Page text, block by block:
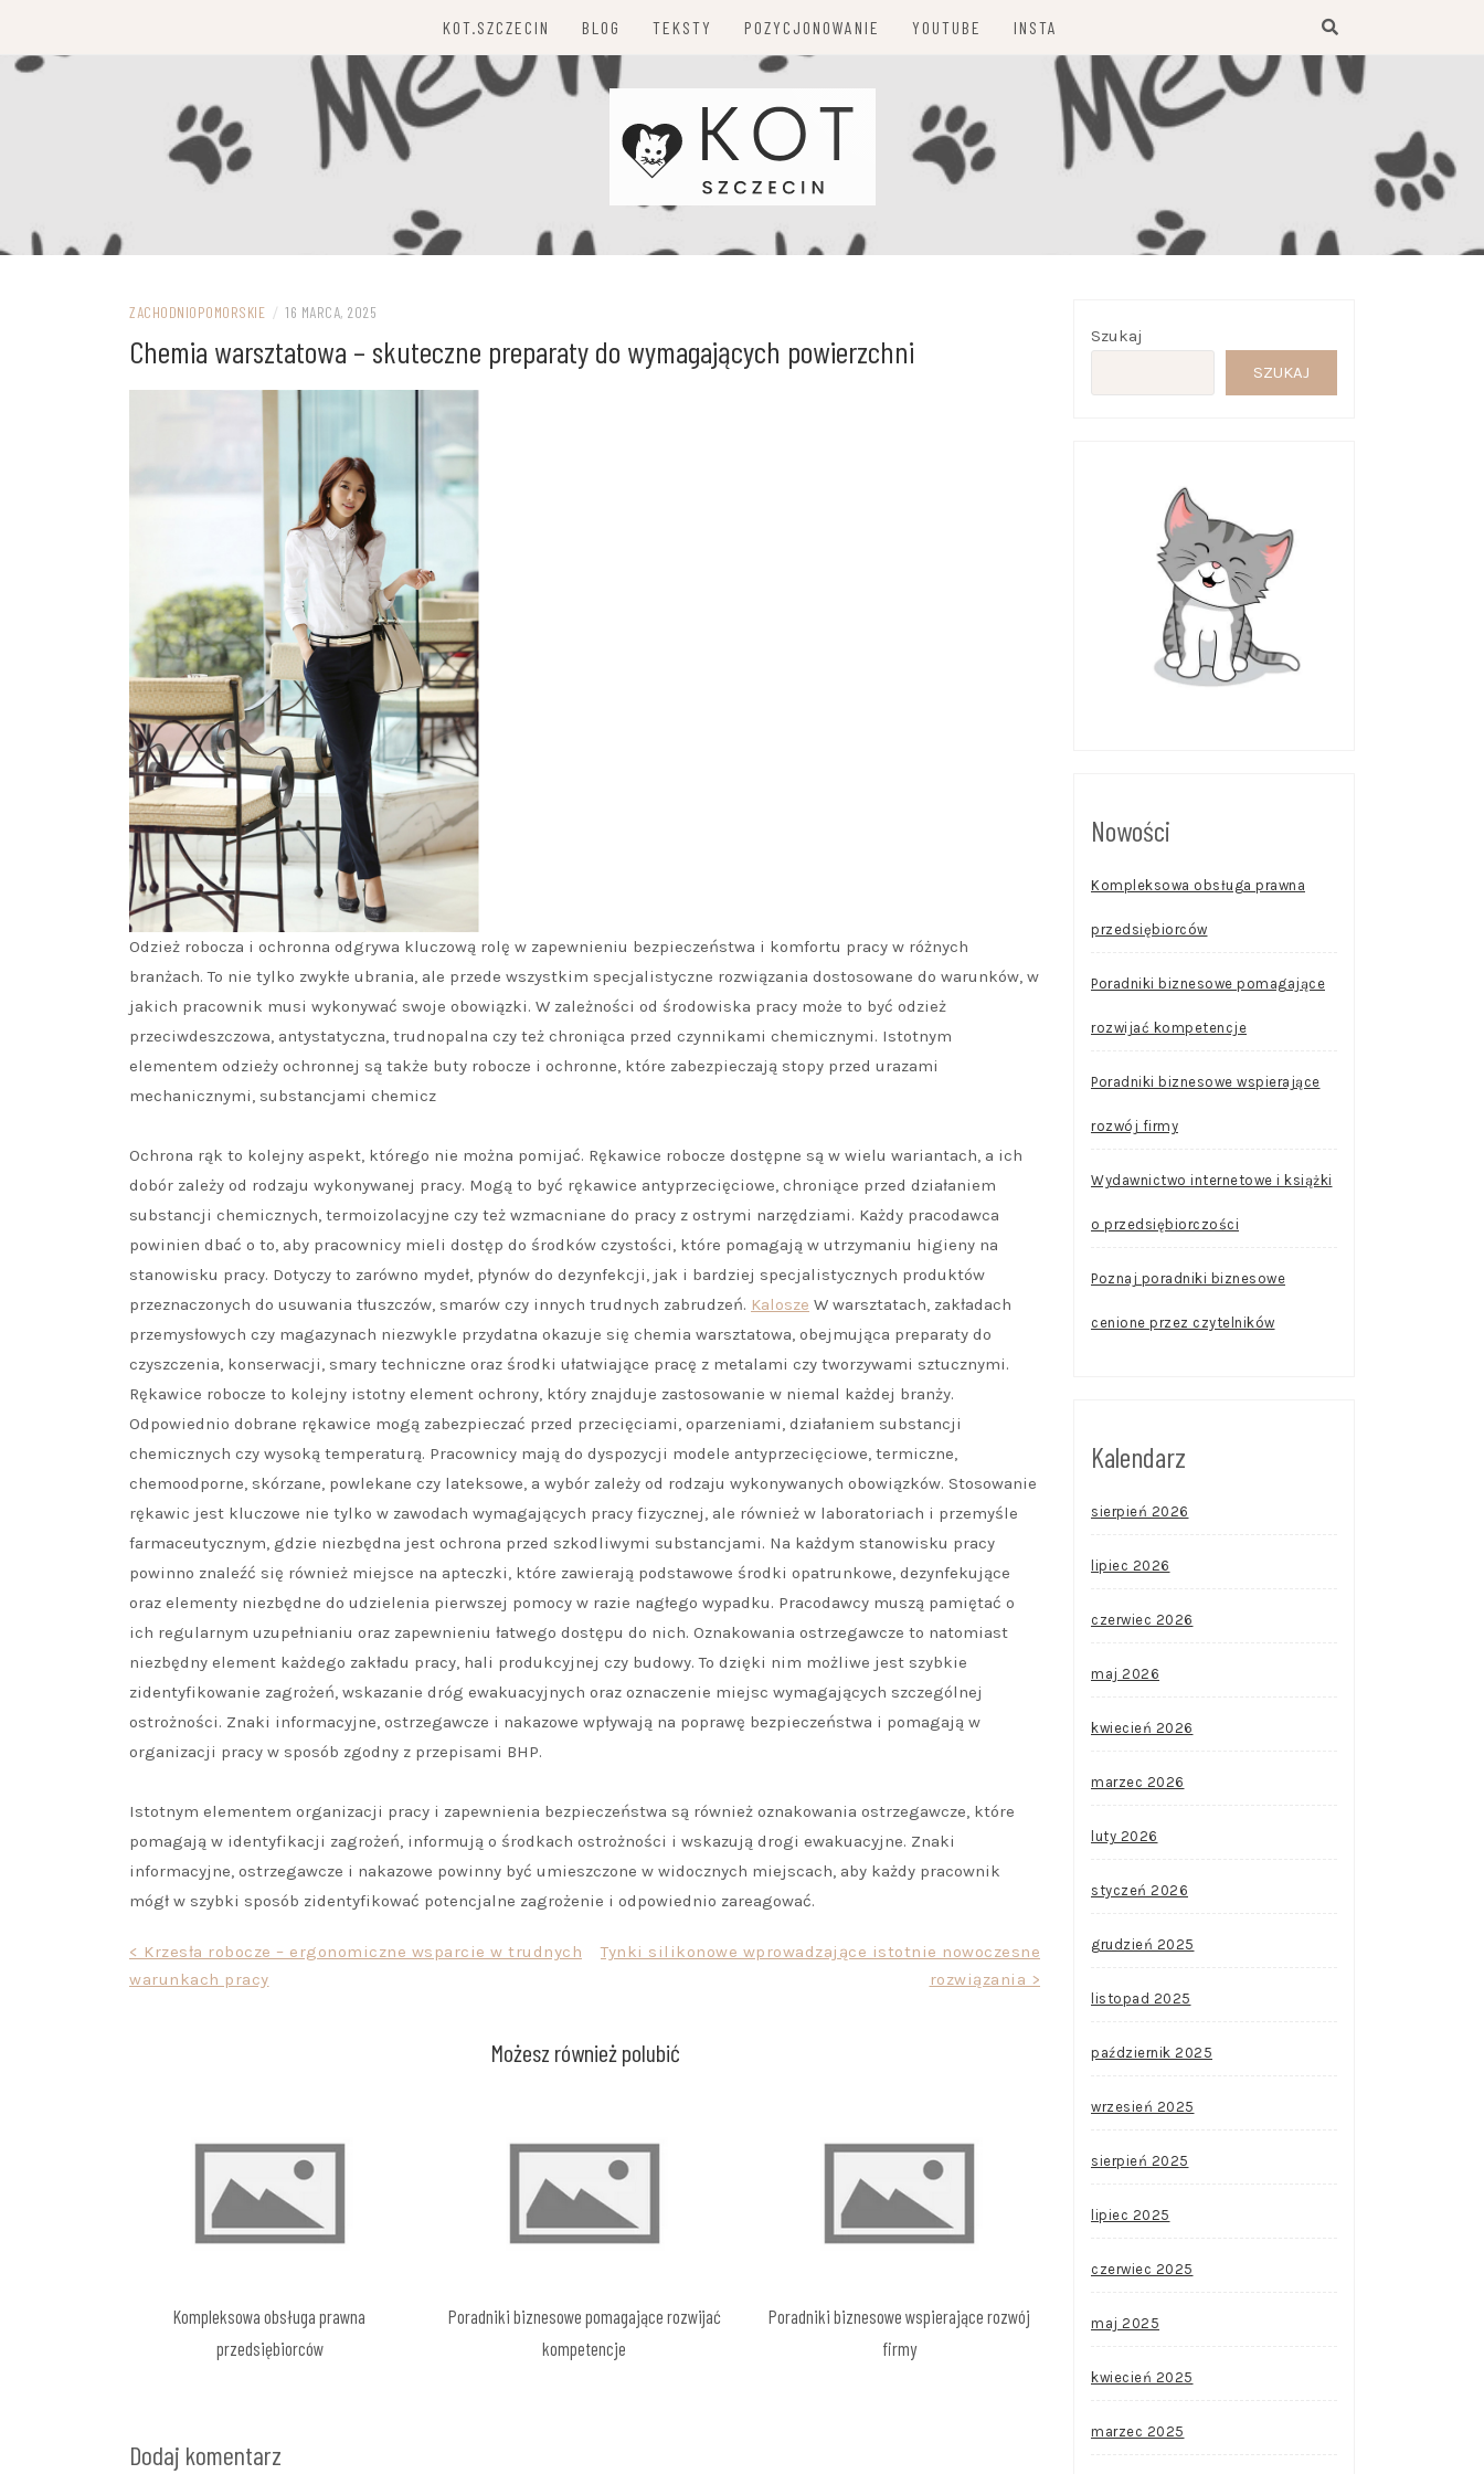
treści
KOT.SZCZECIN BLOG TEKSTY POZYCJONOWANIE YOUTUBE INSTA
ZACHODNIOPOMORSKIE / 16 MARCA, 2025
Chemia warsztatowa – skuteczne preparaty do wymagających powierzchni
Odzież robocza i ochronna odgrywa kluczową rolę w zapewnieniu bezpieczeństwa i komfortu pracy w różnych
branżach. To nie tylko zwykłe ubrania, ale przede wszystkim specjalistyczne rozwiązania dostosowane do warunków, w
jakich pracownik musi wykonywać swoje obowiązki. W zależności od środowiska pracy może to być odzież
przeciwdeszczowa, antystatyczna, trudnopalna czy też chroniąca przed czynnikami chemicznymi. Istotnym
elementem odzieży ochronnej są także buty robocze i ochronne, które zabezpieczają stopy przed urazami
mechanicznymi, substancjami chemicz
Ochrona rąk to kolejny aspekt, którego nie można pomijać. Rękawice robocze dostępne są w wielu wariantach, a ich
dobór zależy od rodzaju wykonywanej pracy. Mogą to być rękawice antyprzecięciowe, chroniące przed działaniem
substancji chemicznych, termoizolacyjne czy też wzmacniane do pracy z ostrymi narzędziami. Każdy pracodawca
powinien dbać o to, aby pracownicy mieli dostęp do środków czystości, które pomagają w utrzymaniu higieny na
stanowisku pracy. Dotyczy to zarówno mydeł, płynów do dezynfekcji, jak i bardziej specjalistycznych produktów
przeznaczonych do usuwania tłuszczów, smarów czy innych trudnych zabrudzeń. Kalosze W warsztatach, zakładach
przemysłowych czy magazynach niezwykle przydatna okazuje się chemia warsztatowa, obejmująca preparaty do
czyszczenia, konserwacji, smary techniczne oraz środki ułatwiające pracę z metalami czy tworzywami sztucznymi.
Rękawice robocze to kolejny istotny element ochrony, który znajduje zastosowanie w niemal każdej branży.
Odpowiednio dobrane rękawice mogą zabezpieczać przed przecięciami, oparzeniami, działaniem substancji
chemicznych czy wysoką temperaturą. Pracownicy mają do dyspozycji modele antyprzecięciowe, termiczne,
chemoodporne, skórzane, powlekane czy lateksowe, a wybór zależy od rodzaju wykonywanych obowiązków. Stosowanie
rękawic jest kluczowe nie tylko w zawodach wymagających pracy fizycznej, ale również w laboratoriach i przemyśle
farmaceutycznym, gdzie niezbędna jest ochrona przed szkodliwymi substancjami. Na każdym stanowisku pracy
powinno znaleźć się również miejsce na apteczki, które zawierają podstawowe środki opatrunkowe, dezynfekujące
oraz elementy niezbędne do udzielenia pierwszej pomocy w razie nagłego wypadku. Pracodawcy muszą pamiętać o
ich regularnym uzupełnianiu oraz zapewnieniu łatwego dostępu do nich. Oznakowania ostrzegawcze to natomiast
niezbędny element każdego zakładu pracy, hali produkcyjnej czy budowy. To dzięki nim możliwe jest szybkie
zidentyfikowanie zagrożeń, wskazanie dróg ewakuacyjnych oraz oznaczenie miejsc wymagających szczególnej
ostrożności. Znaki informacyjne, ostrzegawcze i nakazowe wpływają na poprawę bezpieczeństwa i pomagają w
organizacji pracy w sposób zgodny z przepisami BHP.
Istotnym elementem organizacji pracy i zapewnienia bezpieczeństwa są również oznakowania ostrzegawcze, które
pomagają w identyfikacji zagrożeń, informują o środkach ostrożności i wskazują drogi ewakuacyjne. Znaki
informacyjne, ostrzegawcze i nakazowe powinny być umieszczone w widocznych miejscach, aby każdy pracownik
mógł w szybki sposób zidentyfikować potencjalne zagrożenie i odpowiednio zareagować.
Nawigacja
wpisu
< Krzesła robocze – ergonomiczne wsparcie w trudnych
warunkach pracy
Tynki silikonowe wprowadzające istotnie nowoczesne
rozwiązania >
Możesz również polubić
Kompleksowa obsługa prawna
przedsiębiorców
Poradniki biznesowe pomagające rozwijać
kompetencje
Poradniki biznesowe wspierające rozwój
firmy
Dodaj komentarz
Szukaj
SZUKAJ
Nowości
Kompleksowa obsługa prawna
przedsiębiorców
Poradniki biznesowe pomagające
rozwijać kompetencje
Poradniki biznesowe wspierające
rozwój firmy
Wydawnictwo internetowe i książki
o przedsiębiorczości
Poznaj poradniki biznesowe
cenione przez czytelników
Kalendarz
sierpień 2026
lipiec 2026
czerwiec 2026
maj 2026
kwiecień 2026
marzec 2026
luty 2026
styczeń 2026
grudzień 2025
listopad 2025
październik 2025
wrzesień 2025
sierpień 2025
lipiec 2025
czerwiec 2025
maj 2025
kwiecień 2025
marzec 2025